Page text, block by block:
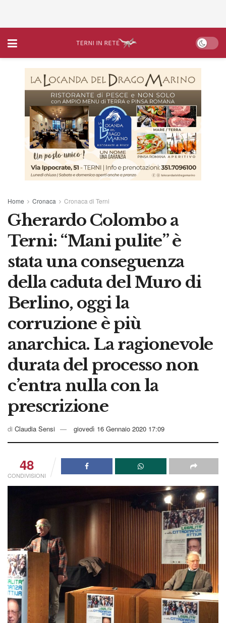
Home Cronaca Cronaca di Terni
Gherardo Colombo a
Terni: “Mani pulite” è
stata una conseguenza
della caduta del Muro di
Berlino, oggi la
corruzione è più
anarchica. La ragionevole
durata del processo non
c’entra nulla con la
prescrizione
di Claudia Sensi giovedì 16 Gennaio 2020 17:09
48
CONDIVISIONI